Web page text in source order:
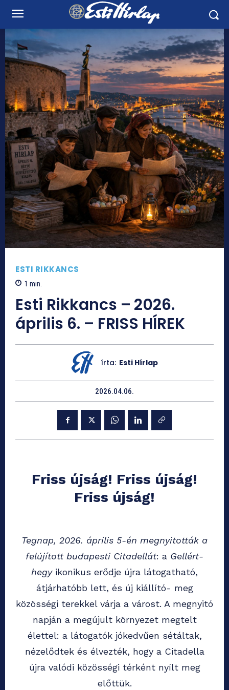
ESTI RIKKANCS
1 min.
Esti Rikkancs – 2026.
április 6. – FRISS HÍREK
írta: Esti Hírlap
2026.04.06.
Friss újság! Friss újság!
Friss újság!
Tegnap, 2026. április 5-én megnyitották a
felújított budapesti Citadellát: a Gellért-
hegy ikonikus erődje újra látogatható,
átjárhatóbb lett, és új kiállító- meg
közösségi terekkel várja a várost. A megnyitó
napján a megújult környezet megtelt
élettel: a látogatók jókedvűen sétáltak,
nézelődtek és élvezték, hogy a Citadella
újra valódi közösségi térként nyílt meg
előttük.